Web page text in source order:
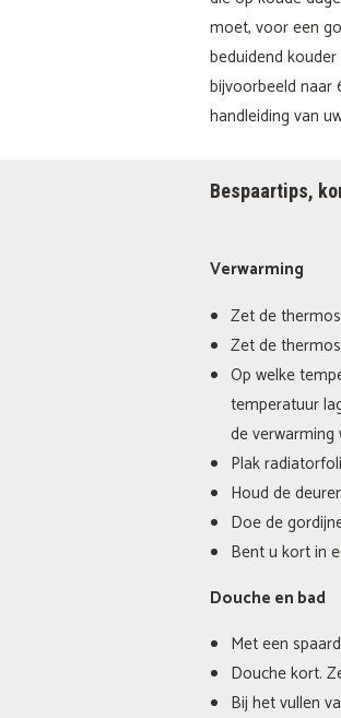
moet, voor een
beduidend
bijvoorbeeld naar
handleiding van
Bespaartips,
Verwarming
Zet de
Zet de
Op welke
temperatuur
de
Plak
Houd de
Doe de
Bent u kort in
Douche en bad
Met een
Douche kort.
Bij het vullen